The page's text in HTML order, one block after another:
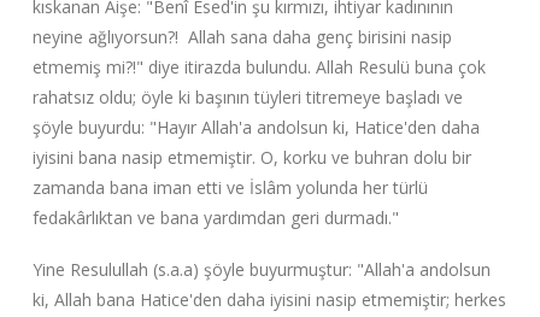
kıskanan Aişe: "Benî Esed'in şu kırmızı, ihtiyar kadınının
neyine ağlıyorsun?! Allah sana daha genç birisini nasip
etmemiş mi?!" diye itirazda bulundu. Allah Resulü buna çok
rahatsız oldu; öyle ki başının tüyleri titremeye başladı ve
şöyle buyurdu: "Hayır Allah'a andolsun ki, Hatice'den daha
iyisini bana nasip etmemiştir. O, korku ve buhran dolu bir
zamanda bana iman etti ve İslâm yolunda her türlü
fedakârlıktan ve bana yardımdan geri durmadı."
Yine Resulullah (s.a.a) şöyle buyurmuştur: "Allah'a andolsun
ki, Allah bana Hatice'den daha iyisini nasip etmemiştir; herkes